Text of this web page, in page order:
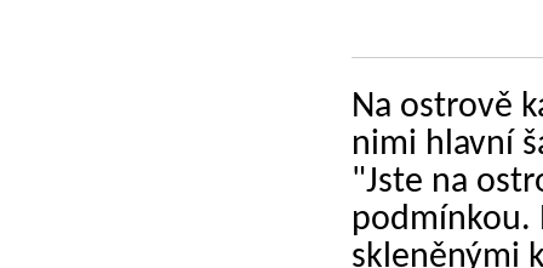
Na ostrově
nimi hlavní
"Jste na
podmínkou.
skleněnými